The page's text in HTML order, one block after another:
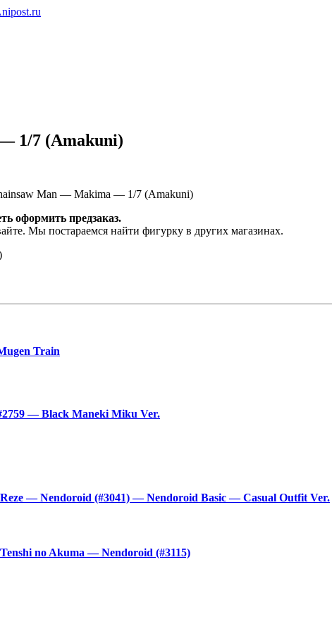
1/7 (Amakuni)
Man — Makima — 1/7 (Amakuni)
оформить предзаказ.
Мы постараемся найти фигурку в других магазинах.
Train
— Black Maneki Miku Ver.
— Nendoroid (#3041) — Nendoroid Basic — Casual Outfit Ver.
no Akuma — Nendoroid (#3115)